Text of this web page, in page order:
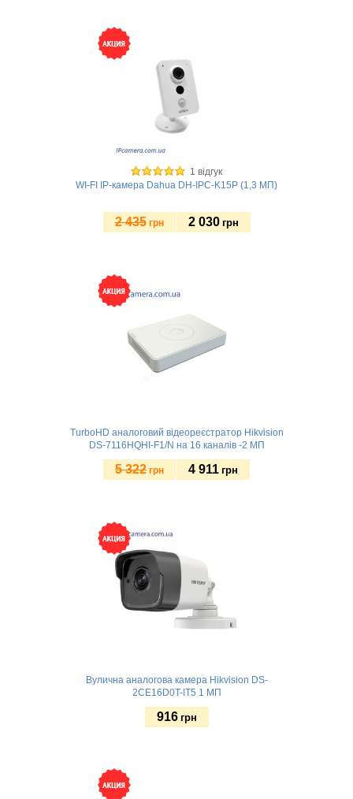
1 відгук
WI-FI IP-камера Dahua DH-IPC-K15P (1,3 МП)
2 435 грн 2 030 грн
TurboHD аналоговий відеореєстратор Hikvision
DS-7116HQHI-F1/N на 16 каналів -2 МП
5 322 грн 4 911 грн
Вулична аналогова камера Hikvision DS-
2CE16D0T-IT5 1 МП
916 грн